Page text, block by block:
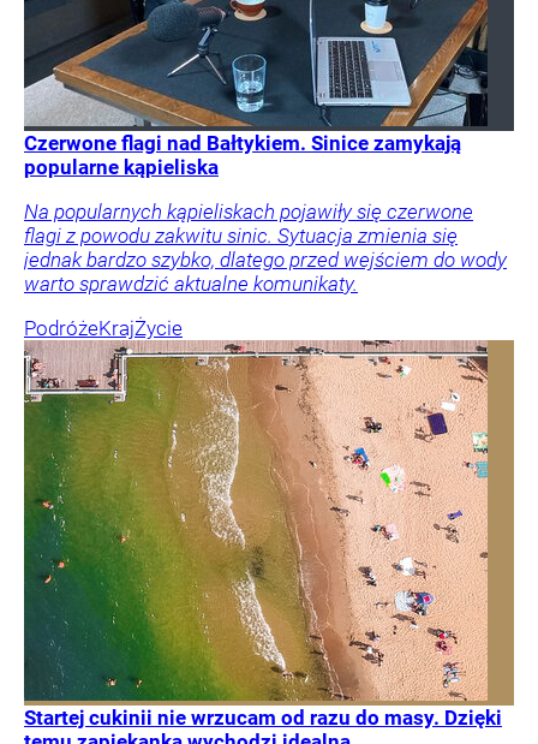
Czerwone flagi nad Bałtykiem. Sinice zamykają
popularne kąpieliska
Na popularnych kąpieliskach pojawiły się czerwone
flagi z powodu zakwitu sinic. Sytuacja zmienia się
jednak bardzo szybko, dlatego przed wejściem do wody
warto sprawdzić aktualne komunikaty.
PodróżeKrajŻycie
Startej cukinii nie wrzucam od razu do masy. Dzięki